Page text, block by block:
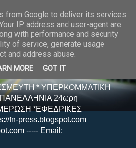
E S S -
* ΥΠΕΡΚΟΜΜΑΤΙΚΗ
24ωρη
*ΕΦΕΔΡΙΚΕΣ
fn-press.blogspot.com
----- Email:
from Google to deliver its services
IP address and user-agent are
with performance and security
of service, generate usage
and address abuse.
MORE GOT IT